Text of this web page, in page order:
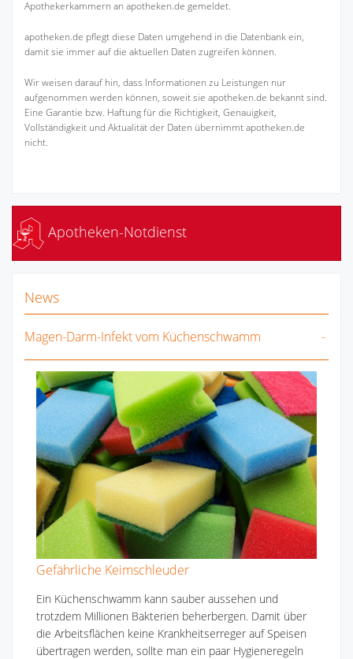
Apothekerkammern an apotheken.de gemeldet.
apotheken.de pflegt diese Daten umgehend in die Datenbank ein,
damit sie immer auf die aktuellen Daten zugreifen können.
Wir weisen darauf hin, dass Informationen zu Leistungen nur
aufgenommen werden können, soweit sie apotheken.de bekannt sind.
Eine Garantie bzw. Haftung für die Richtigkeit, Genauigkeit,
Vollständigkeit und Aktualität der Daten übernimmt apotheken.de
nicht.
Apotheken-Notdienst
News
Magen-Darm-Infekt vom Küchenschwamm
Gefährliche Keimschleuder
Ein Küchenschwamm kann sauber aussehen und
trotzdem Millionen Bakterien beherbergen. Damit über
die Arbeitsflächen keine Krankheitserreger auf Speisen
übertragen werden, sollte man ein paar Hygieneregeln